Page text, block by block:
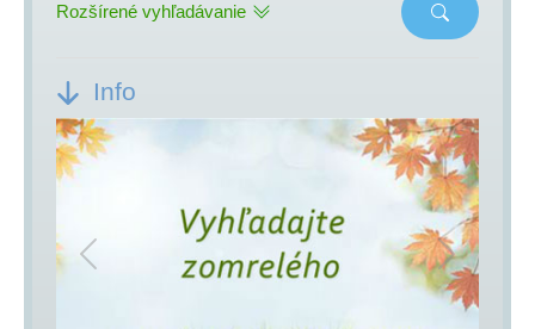
Rozšírené vyhľadávanie
Info
Previous Next